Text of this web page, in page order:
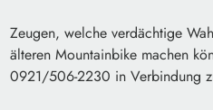
Zeugen, welche verdächtige
älteren Mountainbike machen
0921/506-2230 in Verbindung